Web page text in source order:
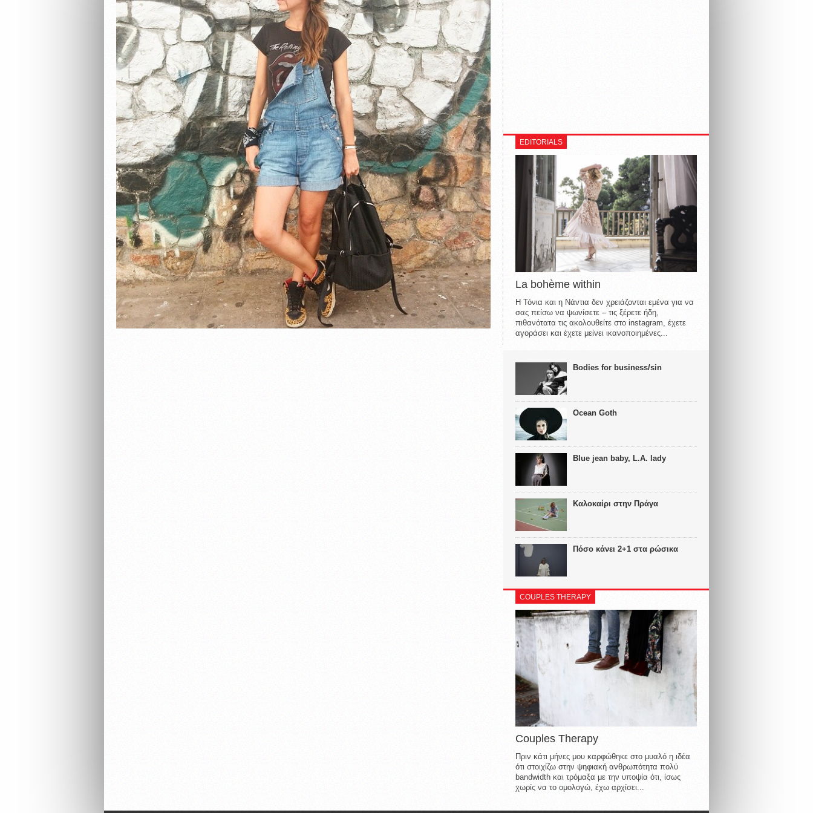
EDITORIALS
La bohème within
Η Τόνια και η Νάντια δεν χρειάζονται εμένα για να
σας πείσω να ψωνίσετε – τις ξέρετε ήδη,
πιθανότατα τις ακολουθείτε στο instagram, έχετε
αγοράσει και έχετε μείνει ικανοποιημένες...
Bodies for business/sin
Ocean Goth
Blue jean baby, L.A. lady
Καλοκαίρι στην Πράγα
Πόσο κάνει 2+1 στα ρώσικα
COUPLES THERAPY
Couples Therapy
Πριν κάτι μήνες μου καρφώθηκε στο μυαλό η ιδέα
ότι στοιχίζω στην ψηφιακή ανθρωπότητα πολύ
bandwidth και τρόμαξα με την υποψία ότι, ίσως
χωρίς να το ομολογώ, έχω αρχίσει...